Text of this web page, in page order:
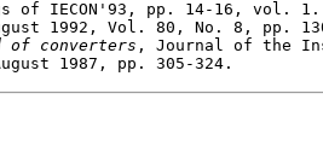
of converters